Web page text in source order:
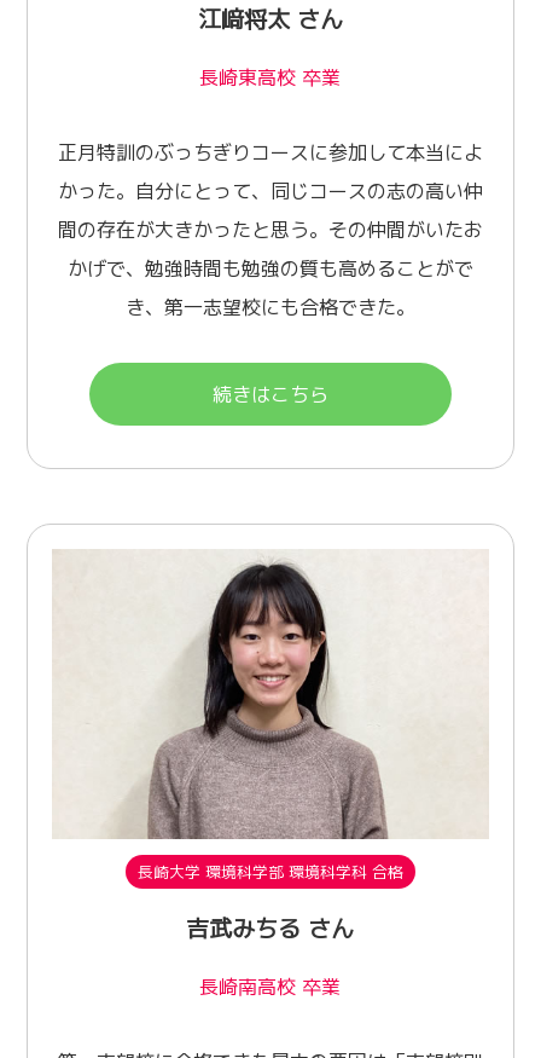
江﨑将太 さん
長崎東高校 卒業
正月特訓のぶっちぎりコースに参加して本当によ
かった。自分にとって、同じコースの志の高い仲
間の存在が大きかったと思う。その仲間がいたお
かげで、勉強時間も勉強の質も高めることがで
き、第一志望校にも合格できた。
続きはこちら
長崎大学 環境科学部 環境科学科 合格
吉武みちる さん
長崎南高校 卒業